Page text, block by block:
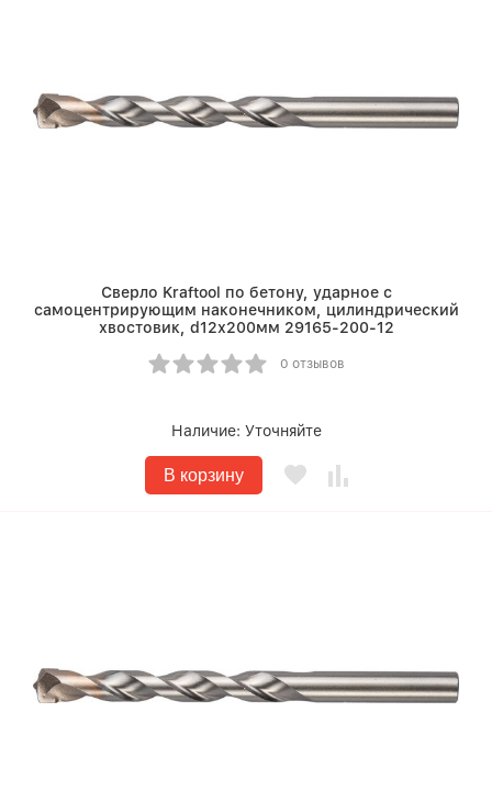
Сверло Kraftool по бетону, ударное с
самоцентрирующим наконечником, цилиндрический
хвостовик, d12х200мм 29165-200-12
0 отзывов
Наличие: Уточняйте
В корзину